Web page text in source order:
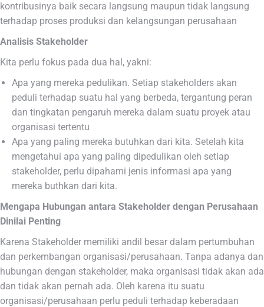
kontribusinya baik secara langsung maupun tidak langsung
terhadap proses produksi dan kelangsungan perusahaan
Analisis Stakeholder
Kita perlu fokus pada dua hal, yakni:
Apa yang mereka pedulikan. Setiap stakeholders akan
peduli terhadap suatu hal yang berbeda, tergantung peran
dan tingkatan pengaruh mereka dalam suatu proyek atau
organisasi tertentu
Apa yang paling mereka butuhkan dari kita. Setelah kita
mengetahui apa yang paling dipedulikan oleh setiap
stakeholder, perlu dipahami jenis informasi apa yang
mereka buthkan dari kita.
Mengapa Hubungan antara Stakeholder dengan Perusahaan
Dinilai Penting
Karena Stakeholder memiliki andil besar dalam pertumbuhan
dan perkembangan organisasi/perusahaan. Tanpa adanya dan
hubungan dengan stakeholder, maka organisasi tidak akan ada
dan tidak akan pernah ada. Oleh karena itu suatu
organisasi/perusahaan perlu peduli terhadap keberadaan